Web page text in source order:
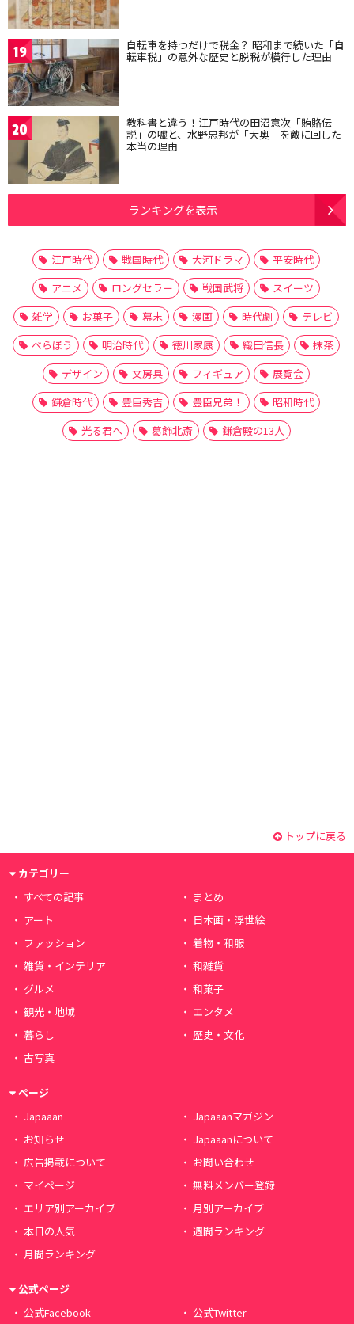
19 自転車を持つだけで税金？ 昭和まで続いた「自
転車税」の意外な歴史と脱税が横行した理由
20 教科書と違う！江戸時代の田沼意次「賄賂伝
説」の嘘と、水野忠邦が「大奥」を敵に回した
本当の理由
ランキングを表示
江戸時代 戦国時代 大河ドラマ
平安時代
アニメ
ロングセラー 戦国武将
スイーツ
雑学
お菓子 幕末 漫画 時代劇
テレビ
べらぼう
明治時代 徳川家康 織田信長
抹茶
デザイン
文房具 フィギュア
展覧会
鎌倉時代
豊臣秀吉 豊臣兄弟！
昭和時代
光る君へ
葛飾北斎 鎌倉殿の13人
トップに戻る
カテゴリー
すべての記事
まとめ
アート
日本画・浮世絵
ファッション
着物・和服
雑貨・インテリア
和雑貨
グルメ
和菓子
観光・地域
エンタメ
暮らし
歴史・文化
古写真
ページ
Japaaan
Japaaanマガジン
お知らせ
Japaaanについて
広告掲載について
お問い合わせ
マイページ
無料メンバー登録
エリア別アーカイブ
月別アーカイブ
本日の人気
週間ランキング
月間ランキング
公式ページ
公式Facebook
公式Twitter